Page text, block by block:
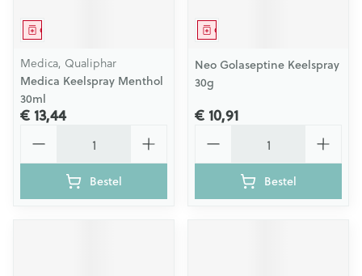
Geneesmiddel
Medica, Qualiphar
Medica Keelspray Menthol
30ml
€ 13,44
Bestel
Geneesmiddel
Neo Golaseptine Keelspray
30g
€ 10,91
Bestel